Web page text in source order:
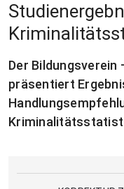
Der
präsentiert